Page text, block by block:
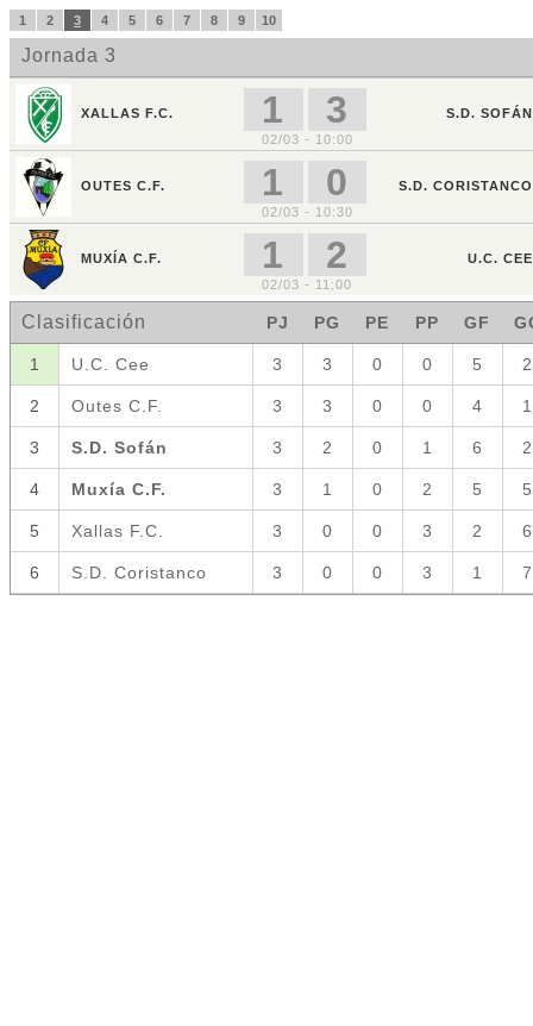
1 2 3 4 5 6 7 8 9 10
Jornada 3
XALLAS F.C. 1 3
S.D. SOFÁN
02/03 - 10:00
OUTES C.F. 1 0
S.D. CORISTANCO
02/03 - 10:30
MUXÍA C.F. 1 2
U.C. CEE
02/03 - 11:00
Clasificación PJ PG PE PP GF
1 U.C. Cee 3 3 0 0 5 2
2 Outes C.F. 3 3 0 0 4 1
3 S.D. Sofán 3 2 0 1 6 2
4 Muxía C.F. 3 1 0 2 5 5
5 Xallas F.C. 3 0 0 3 2 6
6 S.D. Coristanco 3 0 0 3 1 7